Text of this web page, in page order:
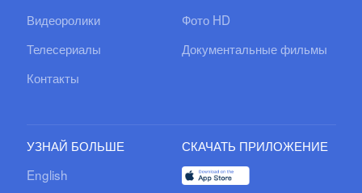
Видеоролики
Фото HD
Телесериалы
Документальные фильмы
Контакты
УЗНАЙ БОЛЬШЕ
English
СКАЧАТЬ ПРИЛОЖЕНИЕ